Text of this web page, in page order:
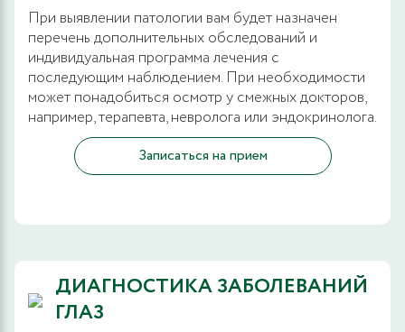
При выявлении патологии вам будет назначен
перечень дополнительных обследований и
индивидуальная программа лечения с
последующим наблюдением. При необходимости
может понадобиться осмотр у смежных докторов,
например, терапевта, невролога или эндокринолога.
Записаться на прием
ДИАГНОСТИКА ЗАБОЛЕВАНИЙ
ГЛАЗ